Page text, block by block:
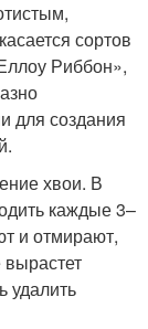
сортов
Риббон»,
для создания
хвои. В
каждые 3–
и отмирают,
удалить